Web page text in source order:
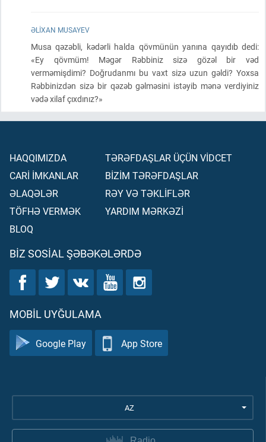
ƏLIXAN MUSAYEV
Musa qəzəbli, kədərli halda qövmünün yanına qayıdıb dedi:
«Ey qövmüm! Məgər Rəbbiniz sizə gözəl bir vəd
verməmişdimi? Doğrudanmı bu vaxt sizə uzun gəldi? Yoxsa
Rəbbinizdən sizə bir qəzəb gəlməsini istəyib mənə verdiyiniz
vədə xilaf çıxdınız?»
HAQQIMIZDA
CARİ İMKANLAR
ƏLAQƏLƏR
TÖFHƏ VERMƏK
BLOQ
TƏRƏFDAŞLAR ÜÇÜN VİDCET
BİZİM TƏRƏFDAŞLAR
RƏY VƏ TƏKLİFLƏR
YARDIM MƏRKƏZİ
BIZ SOSIAL ŞƏBƏKƏLƏRDƏ
MOBIL UYĞULAMA
Google Play App Store
AZ